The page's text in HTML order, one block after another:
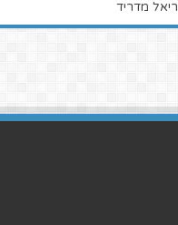
ריאל מדריד